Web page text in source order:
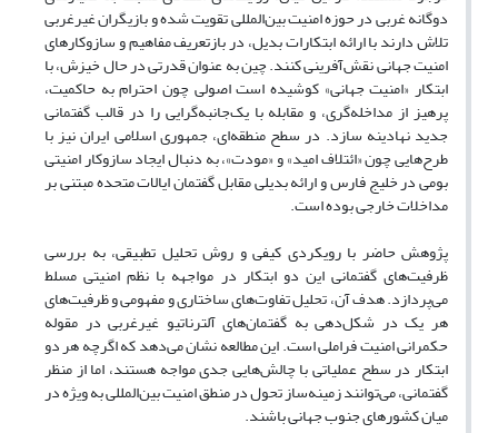
دوگانه غربی در حوزه امنیت بین‌المللی تقویت شده و بازیگران غیرغربی
تلاش دارند با ارائه ابتکارات بدیل، در بازتعریف مفاهیم و سازوکارهای
امنیت جهانی نقش‌آفرینی کنند. چین به‌ عنوان قدرتی در حال خیزش، با
ابتکار «امنیت جهانی» کوشیده است اصولی چون احترام به حاکمیت،
پرهیز از مداخله‌گری، و مقابله با یک‌جانبه‌گرایی را در قالب گفتمانی
جدید نهادینه سازد. در سطح منطقه‌ای، جمهوری اسلامی ایران نیز با
طرح‌هایی چون «ائتلاف امید» و «مودت»، به دنبال ایجاد سازوکار امنیتی
بومی در خلیج فارس و ارائه بدیلی مقابل گفتمان ایالات متحده مبتنی بر
مداخلات خارجی بوده است.
پژوهش حاضر با رویکردی کیفی و روش تحلیل تطبیقی، به بررسی
ظرفیت‌های گفتمانی این دو ابتکار در مواجهه با نظم امنیتی مسلط
می‌پردازد. هدف آن، تحلیل تفاوت‌های ساختاری و مفهومی و ظرفیت‌های
هر یک در شکل‌دهی به گفتمان‌های آلترناتیو غیرغربی در مقوله
حکمرانی امنیت فراملی است. این مطالعه نشان می‌دهد که اگرچه هر دو
ابتکار در سطح عملیاتی با چالش‌هایی جدی مواجه هستند، اما از منظر
گفتمانی، می‌توانند زمینه‌ساز تحول در منطق امنیت بین‌المللی به ویژه در
میان کشورهای جنوب جهانی باشند.